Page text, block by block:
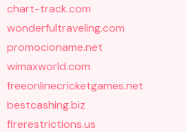
chart-track.com
wonderfultraveling.com
promocioname.net
wimaxworld.com
freeonlinecricketgames.net
bestcashing.biz
firerestrictions.us